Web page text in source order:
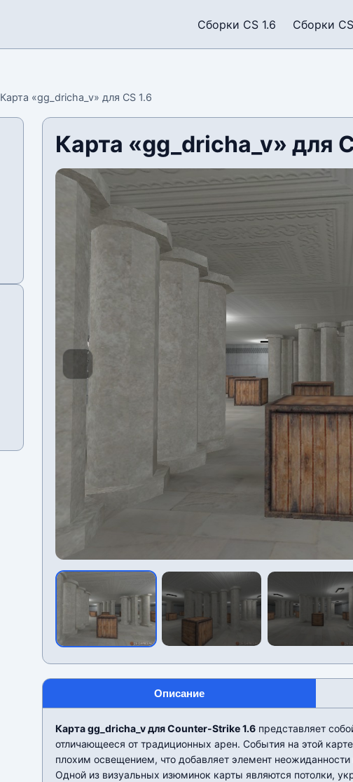
Сборки CS 1.6 Сборки
Карта «gg_dricha_v» для CS 1.6
Карта «gg_dricha_v» для
Описание
Карта gg_dricha_v для Counter-Strike 1.6представляет
отличающееся от традиционных арен. События на этой
плохим освещением, что добавляет элемент
Одной из визуальных изюминок карты являются потолки,